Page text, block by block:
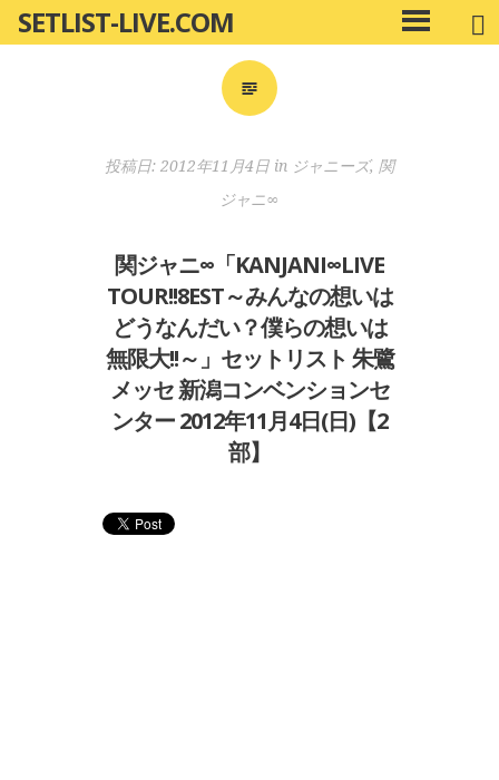
ン
SETLIST-LIVE.COM
メ
イ
投稿日: 2012年11月4日 in ジャニーズ, 関
ジャニ∞
関ジャニ∞「KANJANI∞LIVE
TOUR!!8EST～みんなの想いは
どうなんだい？僕らの想いは
無限大!!～」セットリスト 朱鷺
メッセ 新潟コンベンションセ
ンター 2012年11月4日(日)【2
部】